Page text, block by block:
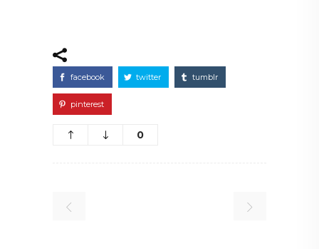
facebook twitter tumblr
pinterest
0